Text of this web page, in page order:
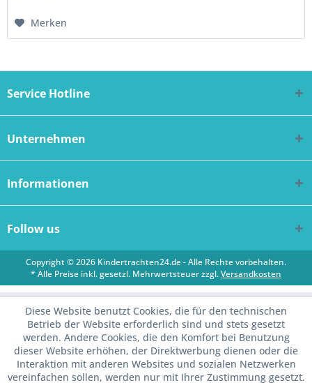
Merken
Service Hotline
Unternehmen
Informationen
Follow us
Copyright © 2026 Kindertrachten24.de - Alle Rechte vorbehalten.
* Alle Preise inkl. gesetzl. Mehrwertsteuer zzgl.Versandkosten
Diese Website benutzt Cookies, die für den technischen
Betrieb der Website erforderlich sind und stets gesetzt
werden. Andere Cookies, die den Komfort bei Benutzung
dieser Website erhöhen, der Direktwerbung dienen oder die
Interaktion mit anderen Websites und sozialen Netzwerken
vereinfachen sollen, werden nur mit Ihrer Zustimmung gesetzt.